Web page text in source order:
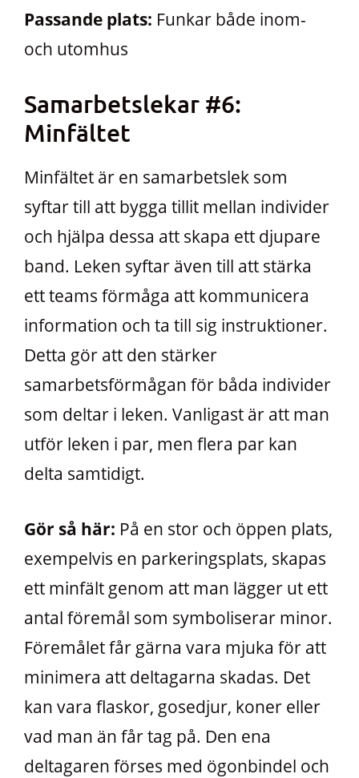
Passande plats: Funkar både inom-
och utomhus
Samarbetslekar #6:
Minfältet
Minfältet är en samarbetslek som
syftar till att bygga tillit mellan individer
och hjälpa dessa att skapa ett djupare
band. Leken syftar även till att stärka
ett teams förmåga att kommunicera
information och ta till sig instruktioner.
Detta gör att den stärker
samarbetsförmågan för båda individer
som deltar i leken. Vanligast är att man
utför leken i par, men flera par kan
delta samtidigt.
Gör så här: På en stor och öppen plats,
exempelvis en parkeringsplats, skapas
ett minfält genom att man lägger ut ett
antal föremål som symboliserar minor.
Föremålet får gärna vara mjuka för att
minimera att deltagarna skadas. Det
kan vara flaskor, gosedjur, koner eller
vad man än får tag på. Den ena
deltagaren förses med ögonbindel och